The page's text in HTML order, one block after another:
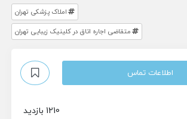
املاک پزشکی تهران
متقاضی اجاره اتاق در کلینیک زیبایی تهران
اطلاعات تماس
1210 بازدید